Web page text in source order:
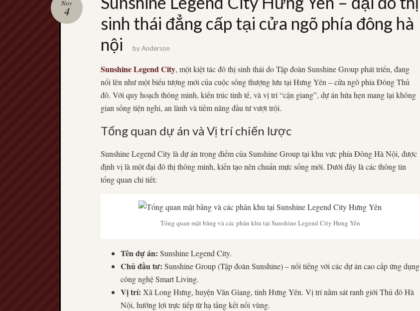
sinh thái đẳng cấp tại cửa ngõ phía đông hà
nội
Nov
4
byAnderson
Sunshine Legend City, một kiệt tác đô thị sinh thái do Tập đoàn Sunshine Group phát triển, đang
nổi lên như một biểu tượng mới của cuộc sống thượng lưu tại Hưng Yên – cửa ngõ phía Đông Thủ
đô. Với quy hoạch thông minh, kiến trúc tinh tế, và vị trí “cận giang”, dự án hứa hẹn mang lại không
gian sống tiện nghi, an lành và tiềm năng đầu tư vượt trội.
Tổng quan dự án và Vị trí chiến lược
Sunshine Legend City là dự án trọng điểm của Sunshine Group tại khu vực phía Đông Hà Nội, được
định vị là một đại đô thị thông minh, kiến tạo nên chuẩn mực sống mới. Dưới đây là các thông tin
tổng quan chi tiết:
Tổng quan mặt bằng và các phân khu tại Sunshine Legend City Hưng Yên
Tên dự án: Sunshine Legend City.
Chủ đầu tư: Sunshine Group (Tập đoàn Sunshine) – nổi tiếng với các dự án cao cấp ứng dụng
công nghệ Smart Living.
Vị trí: Xã Long Hưng, huyện Văn Giang, tỉnh Hưng Yên. Vị trí nằm sát ranh giới Thủ đô Hà
Nội, hưởng lợi trực tiếp từ hạ tầng kết nối vùng.